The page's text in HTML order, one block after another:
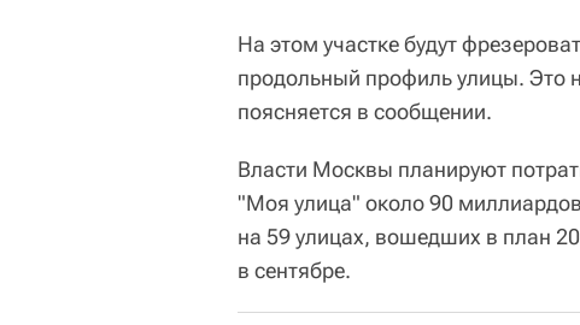
На этом участке будут
продольный профиль улицы. Это
поясняется в сообщении.
Власти Москвы планируют
"Моя улица" около 90
на 59 улицах, вошедших в план
в сентябре.